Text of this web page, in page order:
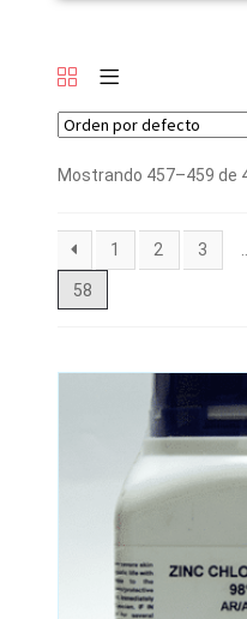
Mostrando 457–459 de
1 2 3
58